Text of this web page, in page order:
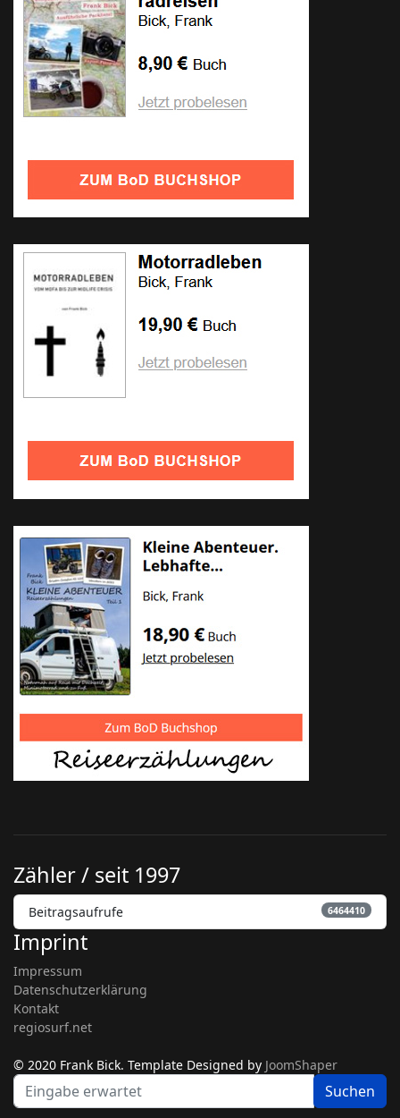
Zähler / seit 1997
Beitragsaufrufe 6464410
Imprint
Impressum
Datenschutzerklärung
Kontakt
regiosurf.net
© 2020 Frank Bick. Template Designed by JoomShaper
Suchen